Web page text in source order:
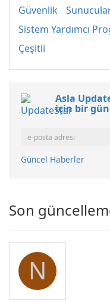
Güvenlik
Sistem Yardımcı
Çeşitli
Asla
için bir
Güncel Haberler
Son
N